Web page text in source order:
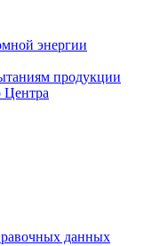
энергии
продукции
Центра
данных